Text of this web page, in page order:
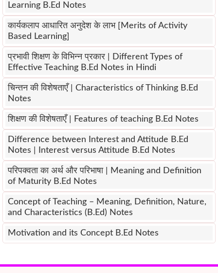
Learning B.Ed Notes
कार्यकलाप आधारित अनुदेश के लाभ [Merits of Activity
Based Learning]
प्रभावी शिक्षण के विभिन्न प्रकार | Different Types of
Effective Teaching B.Ed Notes in Hindi
चिन्तन की विशेषताएँ | Characteristics of Thinking B.Ed
Notes
शिक्षण की विशेषताएँ | Features of teaching B.Ed Notes
Difference between Interest and Attitude B.Ed
Notes | Interest versus Attitude B.Ed Notes
परिपक्वता का अर्थ और परिभाषा | Meaning and Definition
of Maturity B.Ed Notes
Concept of Teaching – Meaning, Definition, Nature,
and Characteristics (B.Ed) Notes
Motivation and its Concept B.Ed Notes